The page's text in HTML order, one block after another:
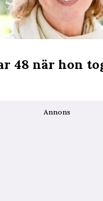
48 när hon
Annons